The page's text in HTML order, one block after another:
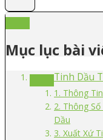
Mục lục bài
Tinh Dầu
1. Thông
2. Thông
Dầu
3. Xuất Xứ